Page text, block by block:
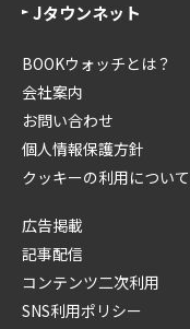
Jタウンネット
BOOKウォッチとは？
会社案内
お問い合わせ
個人情報保護方針
クッキーの利用について
広告掲載
記事配信
コンテンツ二次利用
SNS利用ポリシー